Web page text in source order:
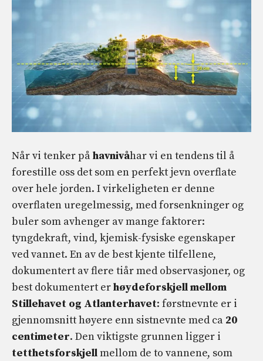
Når vi tenker påhavnivåhar vi en tendens til å
forestille oss det som en perfekt jevn overflate
over hele jorden. I virkeligheten er denne
overflaten uregelmessig, med forsenkninger og
buler som avhenger av mange faktorer:
tyngdekraft, vind, kjemisk-fysiske egenskaper
ved vannet. En av de best kjente tilfellene,
dokumentert av flere tiår med observasjoner, og
best dokumentert erhøydeforskjell mellom
Stillehavet og Atlanterhavet: førstnevnte er i
gjennomsnitt høyere enn sistnevnte med ca 20
centimeter. Den viktigste grunnen ligger i
tetthetsforskjellmellom de to vannene, som